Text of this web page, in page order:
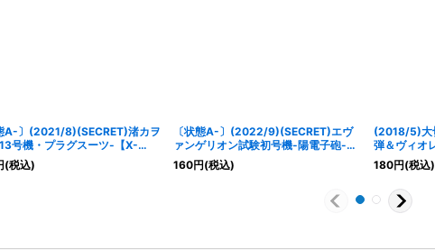
A-〕(2021/8)(SECRET)渚カヲ
号機・プラグスーツ-【X-
{CB21-X05}《紫》
(税込)
〔状態A-〕(2022/9)(SECRET)エヴ
ァンゲリオン試験初号機-陽電子砲-
【M-SEC】{CB23-020}《紫》
160円(税込)
(2018/5)大
弾＆ヴィオ
ンロゴ)【-
180円(税込)